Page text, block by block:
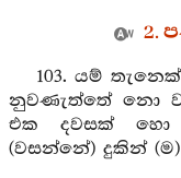
2.
103. යම්
නුවණැත්තේ නො
එක දවසක් හො
(වසන්නේ) දුකින්